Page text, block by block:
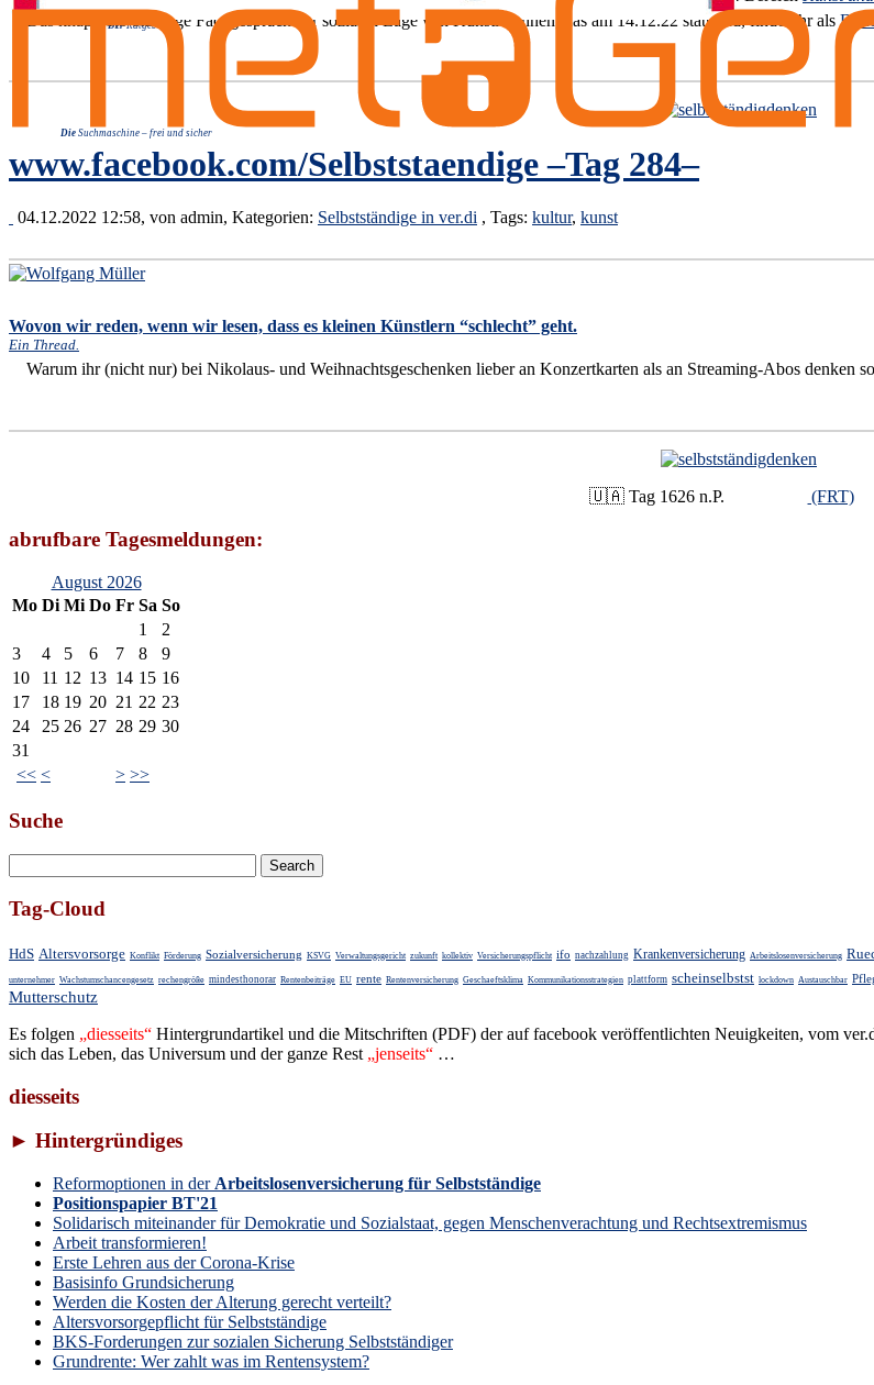
DerRatgeber
Die Suchmaschine – frei und sicher
Das knapp 1,5-stündige Fachgespräch zur sozialen Lage von Kün­stler:­in­nen, das am 14.12.22 stattfand, findet ihr als
www.facebook.com/Selbststaendige –Tag 284–
04.12.2022 12:58, von admin, Kategorien: Selbstständige in ver.di , Tags: kultur, kunst
Wovon wir reden, wenn wir lesen, dass es kleinen Künstlern “schlecht” geht.
Ein Thread.
Warum ihr (nicht nur) bei Nikolaus- und Weihnachtsgeschenken lieber an Konzertkarten als an Streaming-Abos denken
🇺🇦 Tag 1626 n.P. (FRT)
abrufbare Tagesmeldungen:
August 2026
Mo Di Mi Do Fr Sa So
1
2
3
4 5 6 7 8
9
10
11 12 13 14 15 16
17
18 19 20 21 22 23
24
25 26 27 28 29 30
31
<< < > >>
Suche
Tag-Cloud
HdS Altersvorsorge Konflikt Förderung Sozialversicherung KSVG Verwaltungsgericht zukunft kollektiv Versicherungspflicht ifo nachzahlung Krankenversicherung Arbeitslosenversicherung
unternehmer Wachstumschancengesetz rechengröße mindesthonorar Rentenbeiträge EU rente Rentenversicherung Geschaeftsklima Kommunikationsstrategien plattform scheinselbstst lockdown Austauschbar
Mutterschutz
Es folgen „dies­seits“ Hin­ter­grund­ar­ti­kel und die Mit­schrif­ten (PDF) der auf face­book veröffentlichten Neu­ig­kei­ten, vom
sich das Leben, das Uni­ver­sum und der ganze Rest „jenseits“ …
diesseits
► Hintergründiges
Reformoptionen in der Arbeitslosenversicherung für Selbstständige
Positionspapier BT'21
Solidarisch miteinander für Demokratie und Sozialstaat, gegen Menschenverachtung und Rechtsextremismus
Arbeit transformieren!
Erste Lehren aus der Corona-Krise
Basisinfo Grundsicherung
Werden die Kosten der Alterung gerecht verteilt?
Altersvorsorgepflicht für Selbstständige
BKS-Forderungen zur sozialen Sicherung Selbstständiger
Grundrente: Wer zahlt was im Rentensystem?